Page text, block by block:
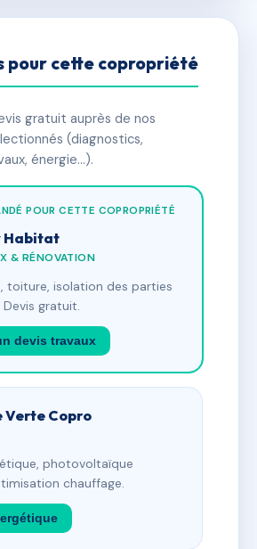
pour cette copropriété
gratuit auprès de nos
(diagnostics,
énergie…).
POUR CETTE COPROPRIÉTÉ
Habitat
& RÉNOVATION
toiture, isolation des parties
gratuit.
devis travaux
Verte Copro
photovoltaïque
chauffage.